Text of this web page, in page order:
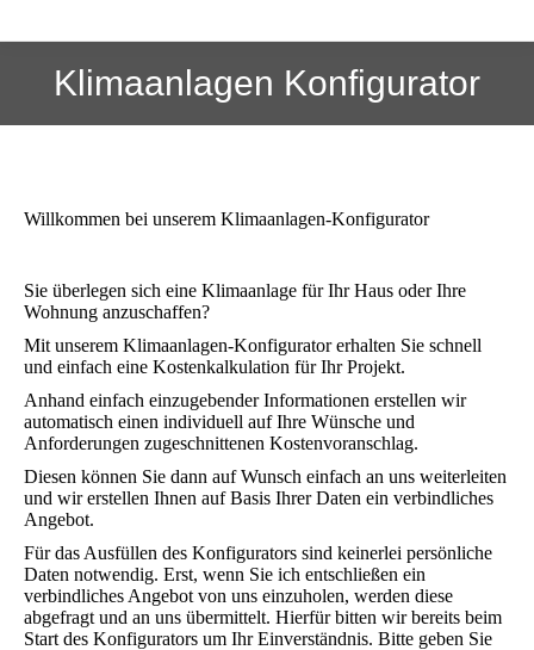
Klimaanlagen Konfigurator
Willkommen bei unserem Klimaanlagen-Konfigurator
Sie überlegen sich eine Klimaanlage für Ihr Haus oder Ihre
Wohnung anzuschaffen?
Mit unserem Klimaanlagen-Konfigurator erhalten Sie schnell
und einfach eine Kostenkalkulation für Ihr Projekt.
Anhand einfach einzugebender Informationen erstellen wir
automatisch einen individuell auf Ihre Wünsche und
Anforderungen zugeschnittenen Kostenvoranschlag.
Diesen können Sie dann auf Wunsch einfach an uns weiterleiten
und wir erstellen Ihnen auf Basis Ihrer Daten ein verbindliches
Angebot.
Für das Ausfüllen des Konfigurators sind keinerlei persönliche
Daten notwendig. Erst, wenn Sie ich entschließen ein
verbindliches Angebot von uns einzuholen, werden diese
abgefragt und an uns übermittelt. Hierfür bitten wir bereits beim
Start des Konfigurators um Ihr Einverständnis. Bitte geben Sie